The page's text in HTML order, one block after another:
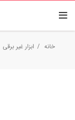
خانه ابزار غیر برقی